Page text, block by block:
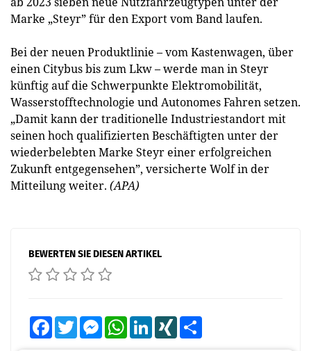
Marke „Steyr” für den Export vom Band laufen.
Bei der neuen Produktlinie – vom Kastenwagen, über
einen Citybus bis zum Lkw – werde man in Steyr
künftig auf die Schwerpunkte Elektromobilität,
Wasserstofftechnologie und Autonomes Fahren setzen.
„Damit kann der traditionelle Industriestandort mit
seinen hoch qualifizierten Beschäftigten unter der
wiederbelebten Marke Steyr einer erfolgreichen
Zukunft entgegensehen”, versicherte Wolf in der
Mitteilung weiter. (APA)
BEWERTEN SIE DIESEN ARTIKEL
FacebookTwitter MessengerWhatsAppLinkedInXING